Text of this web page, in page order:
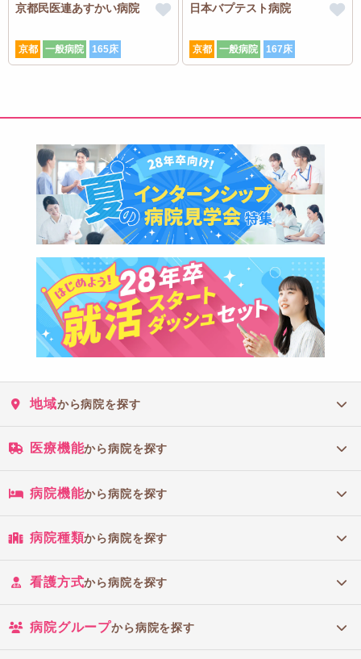
京都民医連あすかい病院
京都 一般病院 165床
日本バプテスト病院
京都 一般病院 167床
地域から病院を探す
医療機能から病院を探す
病院機能から病院を探す
病院種類から病院を探す
看護方式から病院を探す
病院グループから病院を探す